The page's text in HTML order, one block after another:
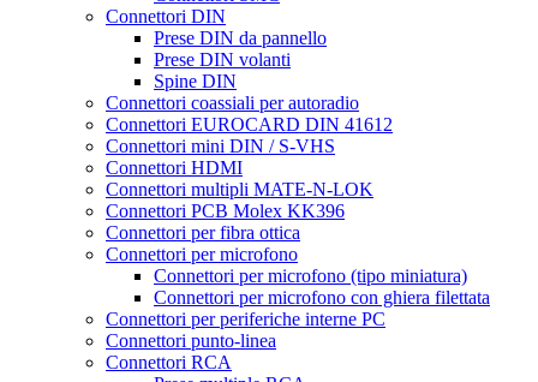
Connettori DIN
Prese DIN da pannello
Prese DIN volanti
Spine DIN
Connettori coassiali per autoradio
Connettori EUROCARD DIN 41612
Connettori mini DIN / S-VHS
Connettori HDMI
Connettori multipli MATE-N-LOK
Connettori PCB Molex KK396
Connettori per fibra ottica
Connettori per microfono
Connettori per microfono (tipo miniatura)
Connettori per microfono con ghiera filettata
Connettori per periferiche interne PC
Connettori punto-linea
Connettori RCA